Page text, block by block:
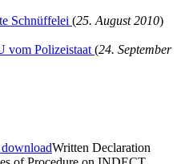
Schnüffelei (25. August 2010)
vom Polizeistaat (24. September
Written Declaration